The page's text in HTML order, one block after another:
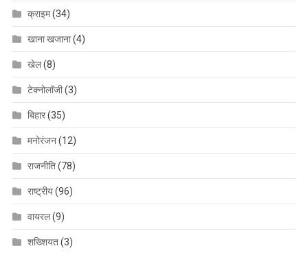
क्राइम(34)
खाना खजाना(4)
खेल(8)
टेक्नोलॉजी(3)
बिहार(35)
मनोरंजन(12)
राजनीति(78)
राष्ट्रीय(96)
वायरल(9)
शख्शियत(3)